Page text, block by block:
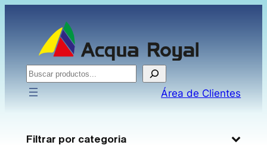
contenido
Buscar
Área de Clientes
Filtrar por categoria